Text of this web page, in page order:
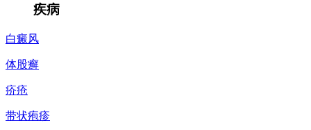
疾病
白癜风
体股癣
疥疮
带状疱疹